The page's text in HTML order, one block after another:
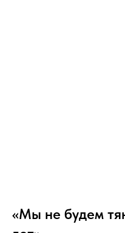
«Мы не будем